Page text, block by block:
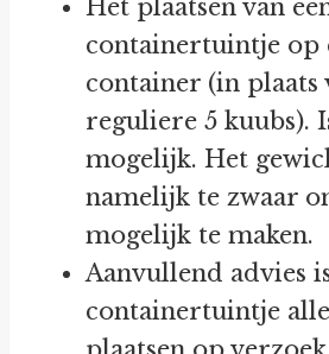
Het plaatsen van
containertuintje op
container (in plaats
reguliere 5 kuubs).
mogelijk. Het
namelijk te zwaar
mogelijk te maken.
Aanvullend advies
containertuintje